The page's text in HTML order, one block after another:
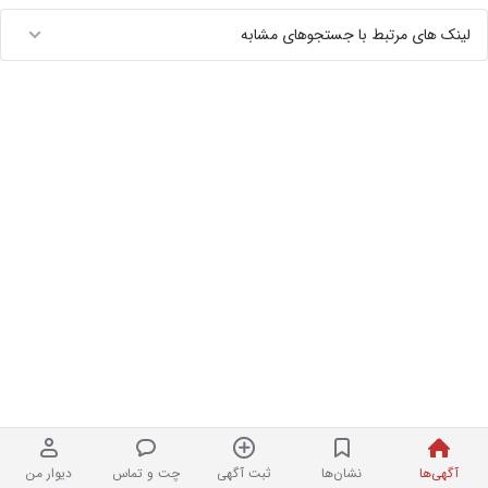
آگهی‌ها نشان‌ها ثبت آگهی چت و تماس دیوار من
لینک های مرتبط با جستجوهای مشابه